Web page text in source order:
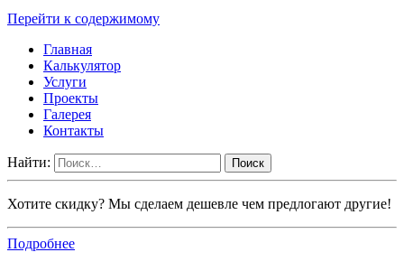
Перейти к содержимому
Главная
Калькулятор
Услуги
Проекты
Галерея
Контакты
Найти:
Хотите скидку? Мы сделаем дешевле чем предлогают другие!
Подробнее